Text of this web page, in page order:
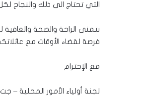
التي تحتاج الى ذلك والنجاح
نتمنى الراحة والصحة
فرصة لقضاء الأوقات مع
مع الإحترام
لجنة أولياء الأمور المحلية – جت